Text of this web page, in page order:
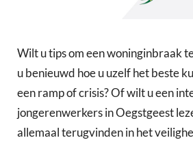
Wilt u tips om een woninginbraak
u benieuwd hoe u uzelf het beste
een ramp of crisis? Of wilt u een
jongerenwerkers in Oegstgeest
allemaal terugvinden in het